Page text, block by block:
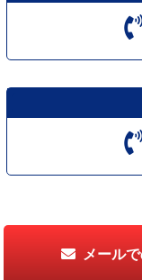
メール